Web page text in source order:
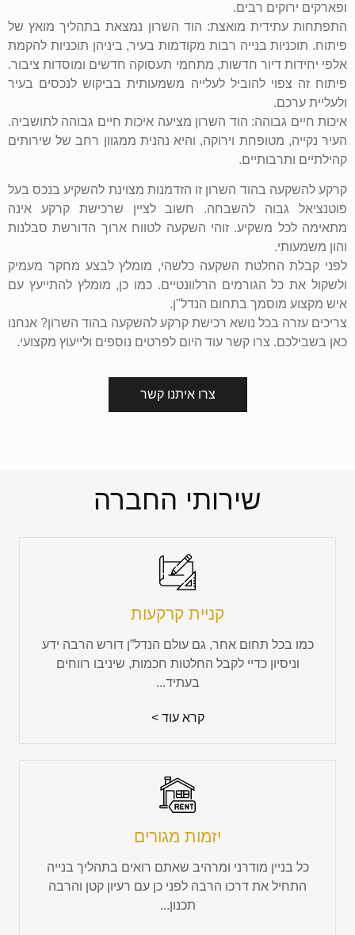
ופארקים ירוקים רבים.
התפתחות עתידית מואצת: הוד השרון נמצאת בתהליך מואץ של
פיתוח. תוכניות בנייה רבות מקודמות בעיר, ביניהן תוכניות להקמת
אלפי יחידות דיור חדשות, מתחמי תעסוקה חדשים ומוסדות ציבור.
פיתוח זה צפוי להוביל לעלייה משמעותית בביקוש לנכסים בעיר
ולעליית ערכם.
איכות חיים גבוהה: הוד השרון מציעה איכות חיים גבוהה לתושביה.
העיר נקייה, מטופחת וירוקה, והיא נהנית ממגוון רחב של שירותים
קהילתיים ותרבותיים.
קרקע להשקעה בהוד השרון זו הזדמנות מצוינת להשקיע בנכס בעל
פוטנציאל גבוה להשבחה. חשוב לציין שרכישת קרקע אינה
מתאימה לכל משקיע. זוהי השקעה לטווח ארוך הדורשת סבלנות
והון משמעותי.
לפני קבלת החלטת השקעה כלשהי, מומלץ לבצע מחקר מעמיק
ולשקול את כל הגורמים הרלוונטיים. כמו כן, מומלץ להתייעץ עם
איש מקצוע מוסמך בתחום הנדל"ן.
צריכים עזרה בכל נושא רכישת קרקע להשקעה בהוד השרון? אנחנו
כאן בשבילכם. צרו קשר עוד היום לפרטים נוספים ולייעוץ מקצועי.
צרו איתנו קשר
שירותי החברה
קניית קרקעות
כמו בכל תחום אחר, גם עולם הנדל”ן דורש הרבה ידע
וניסיון כדיי לקבל החלטות חכמות, שיניבו רווחים
בעתיד...
קרא עוד >
יזמות מגורים
כל בניין מודרני ומרהיב שאתם רואים בתהליך בנייה
התחיל את דרכו הרבה לפני כן עם רעיון קטן והרבה
תכנון...